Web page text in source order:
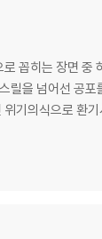
꼽히는 장면
을 넘어선 공
기의식으로 환